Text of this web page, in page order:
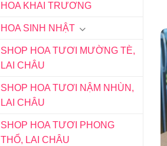
HOA KHAI TRƯƠNG
HOA SINH NHẬT
SHOP HOA TƯƠI MƯỜNG TÈ,
LAI CHÂU
SHOP HOA TƯƠI NẬM NHÙN,
LAI CHÂU
SHOP HOA TƯƠI PHONG
THỔ, LAI CHÂU